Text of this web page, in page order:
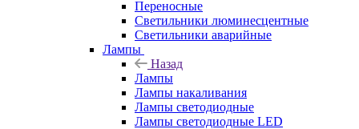
Переносные
Светильники люминесцентные
Светильники аварийные
Лампы
Назад
Лампы
Лампы накаливания
Лампы светодиодные
Лампы светодиодные LED